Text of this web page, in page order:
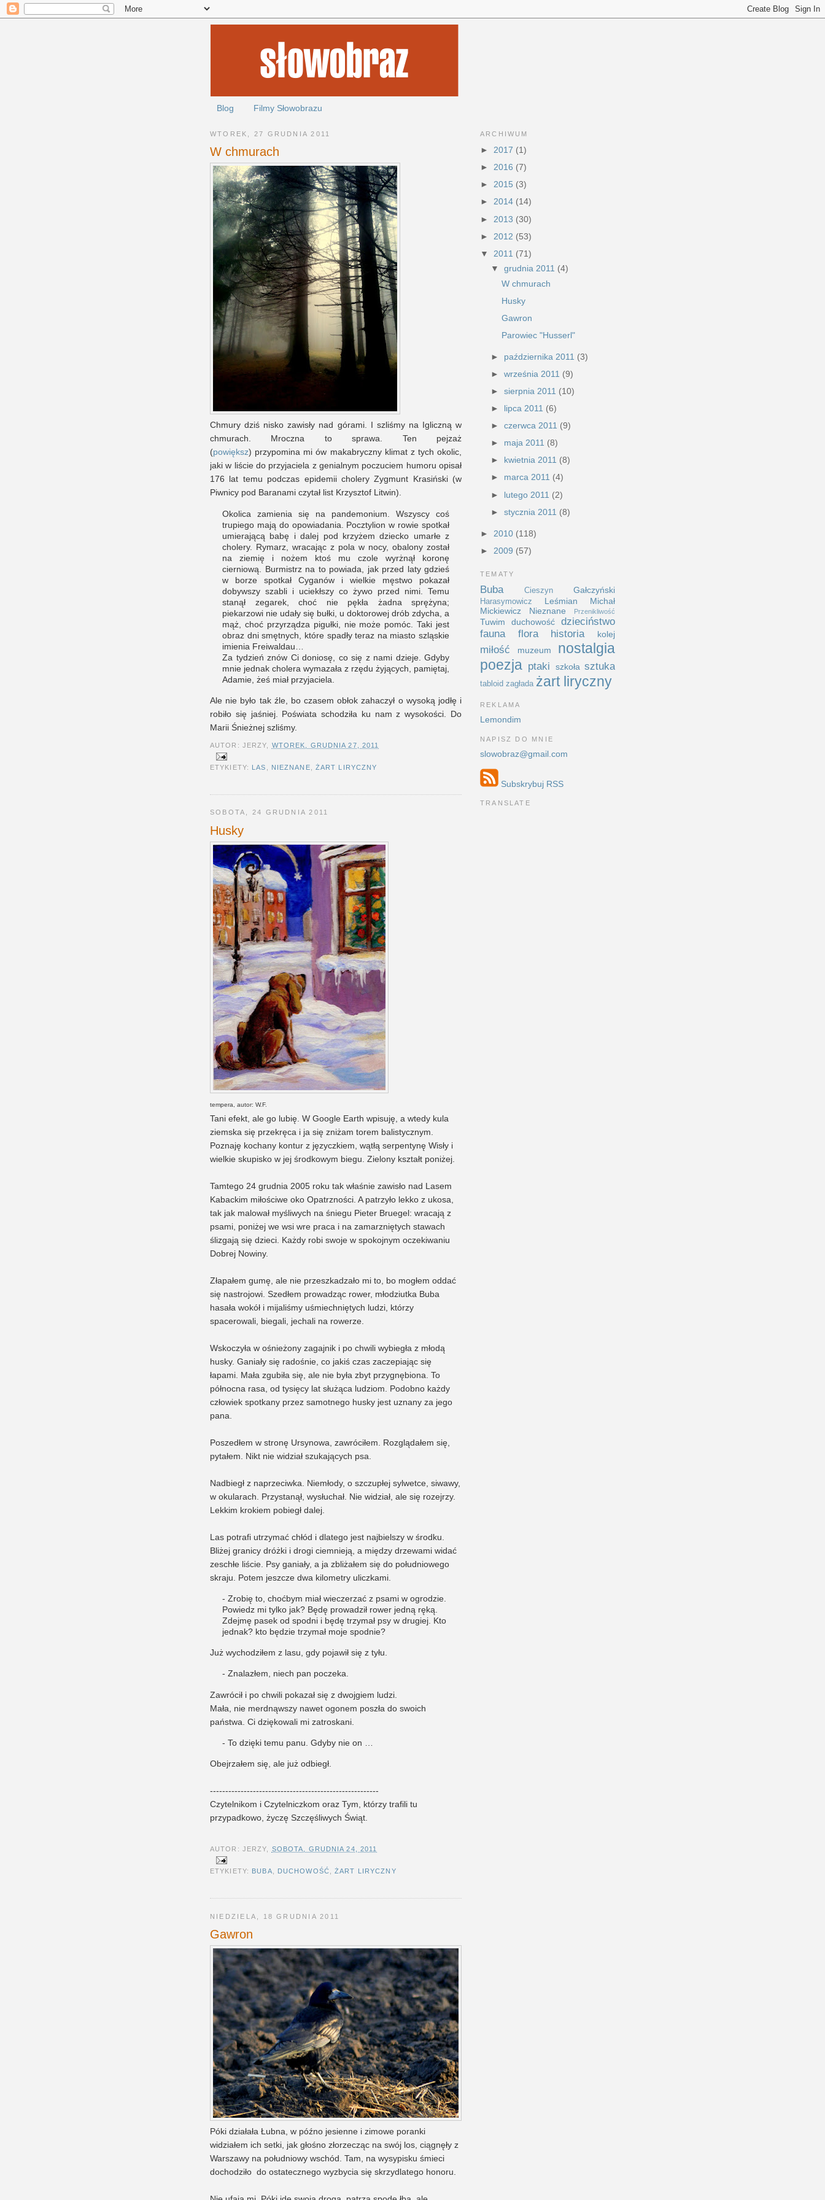
Blog Filmy Słowobrazu
WTOREK, 27 GRUDNIA 2011
W chmurach
Chmury dziś nisko zawisły nad górami. I szliśmy na Igliczną w
chmurach. Mroczna to sprawa. Ten pejzaż
(powiększ) przypomina mi ów makabryczny klimat z tych okolic,
jaki w liście do przyjaciela z genialnym poczuciem humoru opisał
176 lat temu podczas epidemii cholery Zygmunt Krasiński (w
Piwnicy pod Baranami czytał list Krzysztof Litwin).
Okolica zamienia się na pandemonium. Wszyscy coś
trupiego mają do opowiadania. Pocztylion w rowie spotkał
umierającą babę i dalej pod krzyżem dziecko umarłe z
cholery. Rymarz, wracając z pola w nocy, obalony został
na ziemię i nożem ktoś mu czole wyrżnął koronę
cierniową. Burmistrz na to powiada, jak przed laty gdzieś
w borze spotkał Cyganów i wielkie męstwo pokazał
dobywszy szabli i uciekłszy co żywo przed nimi. Temu
stanął zegarek, choć nie pękła żadna sprężyna;
piekarzowi nie udały się bułki, u doktorowej drób zdycha, a
mąż, choć przyrządza pigułki, nie może pomóc. Taki jest
obraz dni smętnych, które spadły teraz na miasto szląskie
imienia Freiwaldau…
Za tydzień znów Ci doniosę, co się z nami dzieje. Gdyby
mnie jednak cholera wymazała z rzędu żyjących, pamiętaj,
Adamie, żeś miał przyjaciela.
Ale nie było tak źle, bo czasem obłok zahaczył o wysoką jodłę i
robiło się jaśniej. Poświata schodziła ku nam z wysokości. Do
Marii Śnieżnej szliśmy.
AUTOR: JERZY, WTOREK, GRUDNIA 27, 2011
ETYKIETY: LAS NIEZNANE ŻART LIRYCZNY
SOBOTA, 24 GRUDNIA 2011
Husky
tempera, autor: W.F.
Tani efekt, ale go lubię. W Google Earth wpisuję, a wtedy kula
ziemska się przekręca i ja się zniżam torem balistycznym.
Poznaję kochany kontur z języczkiem, wątłą serpentynę Wisły i
wielkie skupisko w jej środkowym biegu. Zielony kształt poniżej.
Tamtego 24 grudnia 2005 roku tak właśnie zawisło nad Lasem
Kabackim miłościwe oko Opatrzności. A patrzyło lekko z ukosa,
tak jak malował myśliwych na śniegu Pieter Bruegel: wracają z
psami, poniżej we wsi wre praca i na zamarzniętych stawach
ślizgają się dzieci. Każdy robi swoje w spokojnym oczekiwaniu
Dobrej Nowiny.
Złapałem gumę, ale nie przeszkadzało mi to, bo mogłem oddać
się nastrojowi. Szedłem prowadząc rower, młodziutka Buba
hasała wokół i mijaliśmy uśmiechniętych ludzi, którzy
spacerowali, biegali, jechali na rowerze.
Wskoczyła w ośnieżony zagajnik i po chwili wybiegła z młodą
husky. Ganiały się radośnie, co jakiś czas zaczepiając się
łapami. Mała zgubiła się, ale nie była zbyt przygnębiona. To
północna rasa, od tysięcy lat służąca ludziom. Podobno każdy
człowiek spotkany przez samotnego husky jest uznany za jego
pana.
Poszedłem w stronę Ursynowa, zawróciłem. Rozglądałem się,
pytałem. Nikt nie widział szukających psa.
Nadbiegł z naprzeciwka. Niemłody, o szczupłej sylwetce, siwawy,
w okularach. Przystanął, wysłuchał. Nie widział, ale się rozejrzy.
Lekkim krokiem pobiegł dalej.
Las potrafi utrzymać chłód i dlatego jest najbielszy w środku.
Bliżej granicy dróżki i drogi ciemnieją, a między drzewami widać
zeschłe liście. Psy ganiały, a ja zbliżałem się do południowego
skraju. Potem jeszcze dwa kilometry uliczkami.
- Zrobię to, choćbym miał wieczerzać z psami w ogrodzie.
Powiedz mi tylko jak? Będę prowadził rower jedną ręką.
Zdejmę pasek od spodni i będę trzymał psy w drugiej. Kto
jednak? kto będzie trzymał moje spodnie?
Już wychodziłem z lasu, gdy pojawił się z tyłu.
- Znalazłem, niech pan poczeka.
Zawrócił i po chwili pokazał się z dwojgiem ludzi.
Mała, nie merdnąwszy nawet ogonem poszła do swoich
państwa. Ci dziękowali mi zatroskani.
- To dzięki temu panu. Gdyby nie on …
Obejrzałem się, ale już odbiegł.
-------------------------------------------------------
Czytelnikom i Czytelniczkom oraz Tym, którzy trafili tu
przypadkowo, życzę Szczęśliwych Świąt.
AUTOR: JERZY, SOBOTA, GRUDNIA 24, 2011
ETYKIETY: BUBA DUCHOWOŚĆ ,ŻART LIRYCZNY
NIEDZIELA, 18 GRUDNIA 2011
Gawron
Póki działała Łubna, w późno jesienne i zimowe poranki
widziałem ich setki, jak głośno złorzecząc na swój los, ciągnęły z
Warszawy na południowy wschód. Tam, na wysypisku śmieci
dochodziło do ostatecznego wyzbycia się skrzydlatego honoru.
ARCHIWUM
► 2017 (1)
► 2016 (7)
► 2015 (3)
► 2014 (14)
► 2013 (30)
► 2012 (53)
▼ 2011 (71)
▼ grudnia 2011 (4)
W chmurach
Husky
Gawron
Parowiec "Husserl"
► października 2011 (3)
► września 2011 (9)
► sierpnia 2011 (10)
► lipca 2011 (6)
► czerwca 2011 (9)
► maja 2011 (8)
► kwietnia 2011 (8)
► marca 2011 (4)
► lutego 2011 (2)
► stycznia 2011 (8)
► 2010 (118)
► 2009 (57)
TEMATY
Buba Cieszyn Gałczyński
Harasymowicz Leśmian
Michał
Mickiewicz
Nieznane Przenikliwość
Tuwim duchowość
dzieciństwo
fauna
flora historia kolej
miłość muzeum
nostalgia
poezja ptaki szkoła sztuka
tabloid zagłada żart liryczny
REKLAMA
Lemondim
NAPISZ DO MNIE
slowobraz@gmail.com
Subskrybuj RSS
TRANSLATE